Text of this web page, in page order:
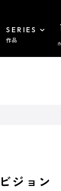
SERIES
作品
ジョ